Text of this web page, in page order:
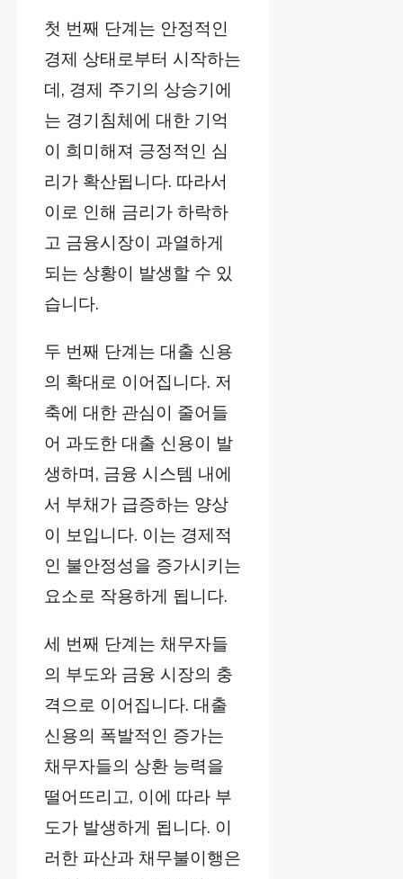
첫 번째 단계는 안정적인
경제 상태로부터 시작하는
데, 경제 주기의 상승기에
는 경기침체에 대한 기억
이 희미해져 긍정적인 심
리가 확산됩니다. 따라서
이로 인해 금리가 하락하
고 금융시장이 과열하게
되는 상황이 발생할 수 있
습니다.
두 번째 단계는 대출 신용
의 확대로 이어집니다. 저
축에 대한 관심이 줄어들
어 과도한 대출 신용이 발
생하며, 금융 시스템 내에
서 부채가 급증하는 양상
이 보입니다. 이는 경제적
인 불안정성을 증가시키는
요소로 작용하게 됩니다.
세 번째 단계는 채무자들
의 부도와 금융 시장의 충
격으로 이어집니다. 대출
신용의 폭발적인 증가는
채무자들의 상환 능력을
떨어뜨리고, 이에 따라 부
도가 발생하게 됩니다. 이
러한 파산과 채무불이행은